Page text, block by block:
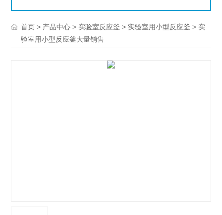
首页 > 产品中心 > 实验室反应釜 > 实验室用小型反应釜 > 实
验室用小型反应釜大量销售